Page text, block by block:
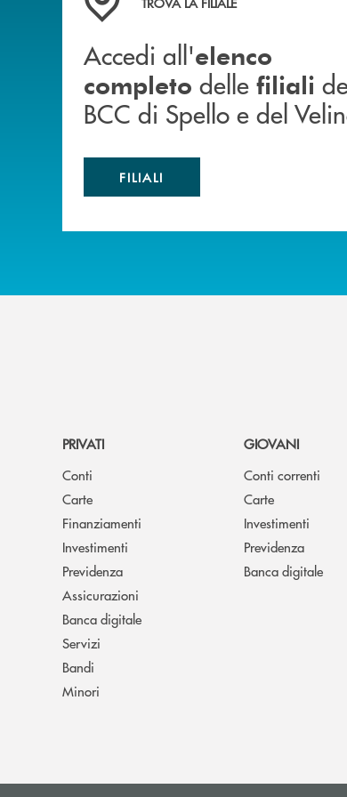
Accedi all'elenco
completo delle filiali
BCC di Spello e del
FILIALI
PRIVATI
Conti
Carte
Finanziamenti
Investimenti
Previdenza
Assicurazioni
Banca digitale
Servizi
Bandi
Minori
GIOVANI
Conti correnti
Carte
Investimenti
Previdenza
Banca digitale